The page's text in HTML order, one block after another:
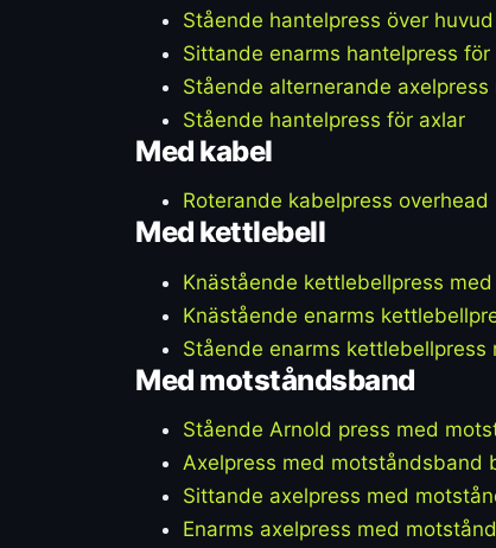
Stående hantelpress över huvud
Sittande enarms hantelpress för
Stående alternerande axelpress
Stående hantelpress för axlar
Med kabel
Roterande kabelpress overhead
Med kettlebell
Knästående kettlebellpress med
Knästående enarms
Stående enarms
Med motståndsband
Stående Arnold press med
Axelpress med motståndsband
Sittande axelpress med
Enarms axelpress med